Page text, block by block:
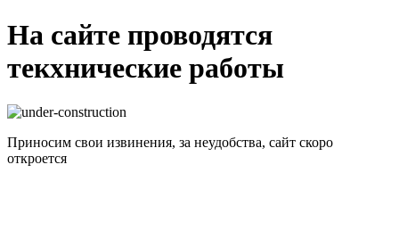
На сайте проводятся
текхнические работы
Приносим свои извинения, за неудобства, сайт скоро
откроется